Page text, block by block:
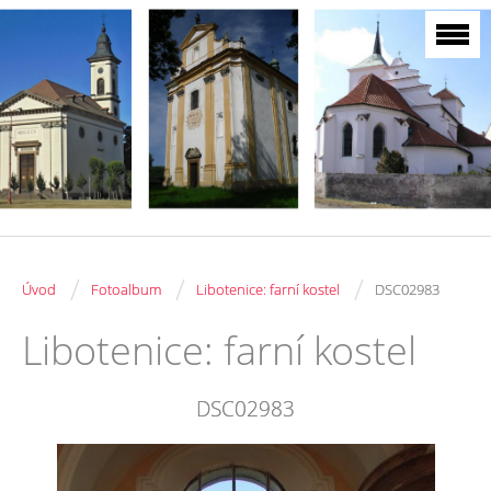
Úvod / Fotoalbum / Libotenice: farní kostel / DSC02983
Libotenice: farní kostel
DSC02983